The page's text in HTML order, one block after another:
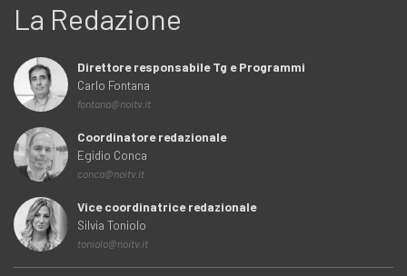
La Redazione
Direttore responsabile Tg e Programmi
Carlo Fontana
fontana@noitv.it
Coordinatore redazionale
Egidio Conca
conca@noitv.it
Vice coordinatrice redazionale
Silvia Toniolo
toniolo@noitv.it